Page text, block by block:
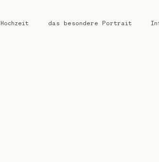
Hochzeit das besondere Portrait